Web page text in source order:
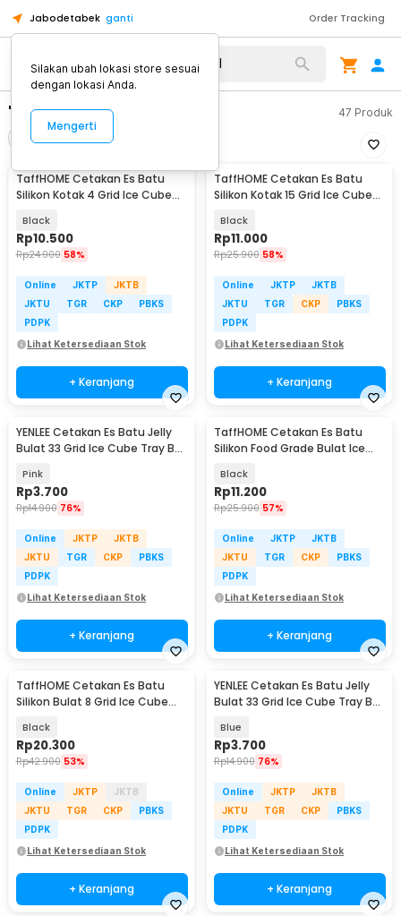
Jabodetabek ganti Order Tracking
"cetakan es batu kristal" 47 Produk
Urutkan
TaffHOME Cetakan Es Batu
Silikon Kotak 4 Grid Ice Cube
Black
Rp10.500
Rp24.900 58%
Online JKTP
JKTB
JKTU
TGR CKP
PBKS
PDPK
Lihat Ketersediaan Stok
+ Keranjang
TaffHOME Cetakan Es Batu
Silikon Kotak 15 Grid Ice Cube
Black
Rp11.000
Rp25.900 58%
Online JKTP
JKTB
JKTU
TGR CKP
PBKS
PDPK
Lihat Ketersediaan Stok
+ Keranjang
YENLEE Cetakan Es Batu Jelly
Bulat 33 Grid Ice Cube Tray BPA
Pink
Rp3.700
Rp14.900 76%
Online JKTP
JKTB
JKTU
TGR CKP
PBKS
PDPK
Lihat Ketersediaan Stok
+ Keranjang
TaffHOME Cetakan Es Batu
Silikon Food Grade Bulat Ice
Black
Rp11.200
Rp25.900 57%
Online JKTP
JKTB
JKTU
TGR CKP
PBKS
PDPK
Lihat Ketersediaan Stok
+ Keranjang
TaffHOME Cetakan Es Batu
Silikon Bulat 8 Grid Ice Cube
Black
Rp20.300
Rp42.900 53%
Online JKTP
JKTB
JKTU
TGR CKP
PBKS
PDPK
Lihat Ketersediaan Stok
+ Keranjang
YENLEE Cetakan Es Batu Jelly
Bulat 33 Grid Ice Cube Tray BPA
Blue
Rp3.700
Rp14.900 76%
Online JKTP
JKTB
JKTU
TGR CKP
PBKS
PDPK
Lihat Ketersediaan Stok
+ Keranjang
Silakan ubah lokasi store sesuai
dengan lokasi Anda.
Mengerti